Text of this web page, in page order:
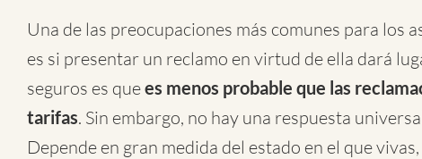
Una de las preocupaciones más comunes para
es si presentar un reclamo en virtud de ella dará
seguros es quees menos probable que las
tarifas. Sin embargo, no hay una respuesta
Depende en gran medida del estado en el que